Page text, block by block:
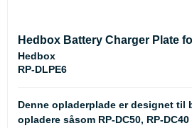
Hedbox Battery Charger Plate
Hedbox
RP-DLPE6
Denne opladerplade er designet til
opladere såsom RP-DC50, RP-DC40